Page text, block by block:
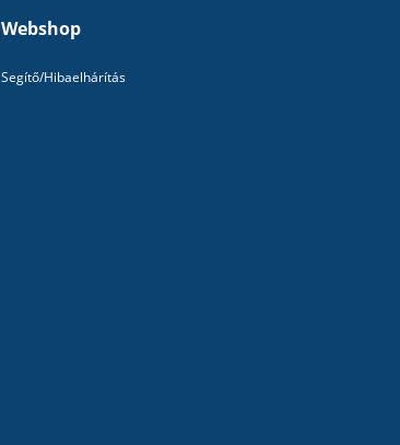
Webshop
Segítő/Hibaelhárítás